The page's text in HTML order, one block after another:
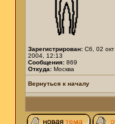
Зарегистрирован: Сб, 02 окт
2004, 12:13
Сообщения: 869
Откуда: Москва
Вернуться к началу